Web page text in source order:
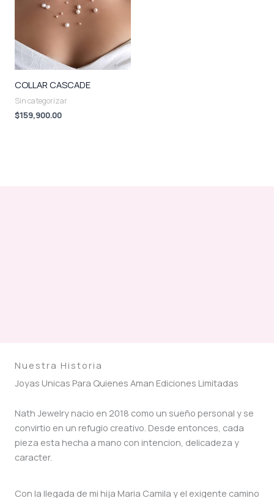
COLLAR CASCADE
Sin categorizar
$159,900.00
Nuestra Historia
Joyas Unicas Para Quienes Aman Ediciones Limitadas
Nath Jewelry nacio en 2018 como un sueño personal y se
convirtio en un refugio creativo. Desde entonces, cada
pieza esta hecha a mano con intencion, delicadeza y
caracter.
Con la llegada de mi hija Maria Camila y el exigente camino